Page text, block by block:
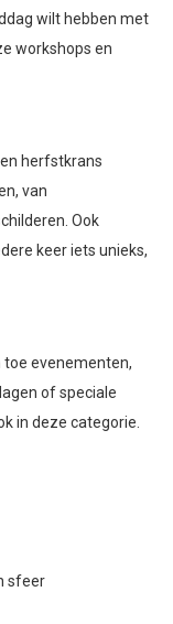
wilt hebben met
workshops en
herfstkrans
van
Ook
keer iets unieks,
toe evenementen,
of speciale
in deze categorie.
sfeer